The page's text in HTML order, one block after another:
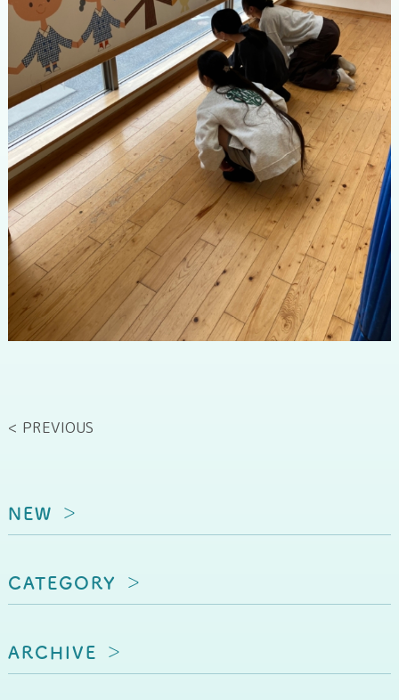
< PREVIOUS
NEW
CATEGORY
ARCHIVE